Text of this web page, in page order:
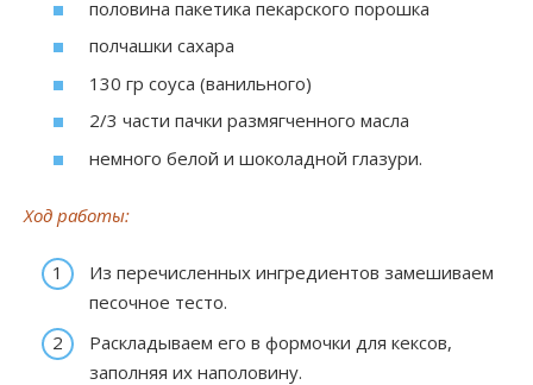
половина пакетика пекарского порошка
полчашки сахара
130 гр соуса (ванильного)
2/3 части пачки размягченного масла
немного белой и шоколадной глазури.
Ход работы:
Из перечисленных ингредиентов замешиваем
песочное тесто.
Раскладываем его в формочки для кексов,
заполняя их наполовину.